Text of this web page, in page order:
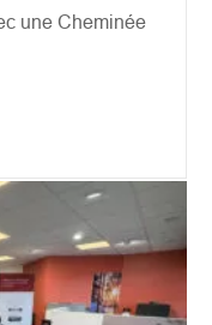
une Cheminée